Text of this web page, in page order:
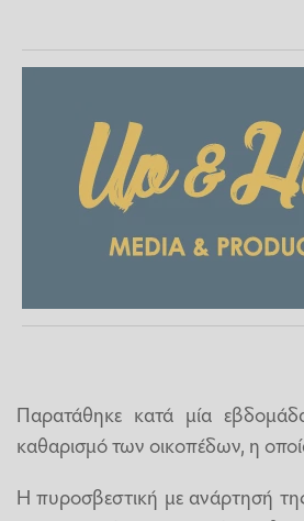
Παρατάθηκε κατά μία
καθαρισμό των οικοπέδων, η
Η πυροσβεστική με ανάρτησή